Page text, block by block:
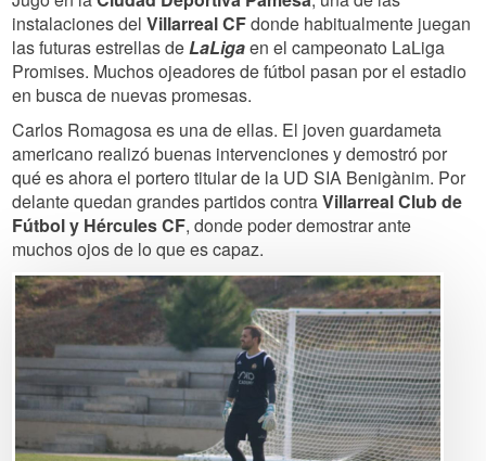
instalaciones delVillarreal CFdonde habitualmente juegan
las futuras estrellas deLaLigaen el campeonato LaLiga
Promises. Muchos ojeadores de fútbol pasan por el estadio
en busca de nuevas promesas.
Carlos Romagosa es una de ellas. El joven guardameta
americano realizó buenas intervenciones y demostró por
qué es ahora el portero titular de la UD SIA Benigànim. Por
delante quedan grandes partidos contraVillarreal Club de
Fútbol y Hércules CF, donde poder demostrar ante
muchos ojos de lo que es capaz.
Image